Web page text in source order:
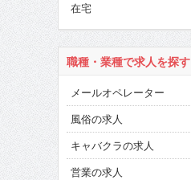
在宅
職種・業種で求人を探す
メールオペレーター
風俗の求人
キャバクラの求人
営業の求人